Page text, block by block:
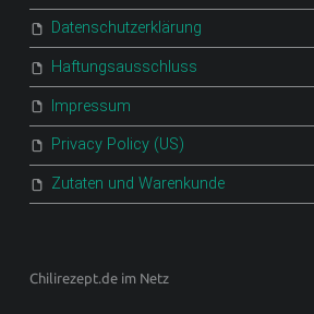
Datenschutzerklärung
Haftungsausschluss
Impressum
Privacy Policy (US)
Zutaten und Warenkunde
Chilirezept.de im Netz